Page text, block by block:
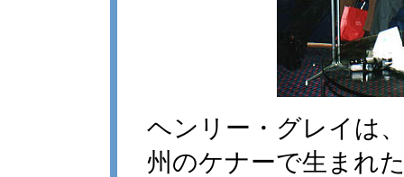
ヘンリー・グレイは
州のケナーで生まれ